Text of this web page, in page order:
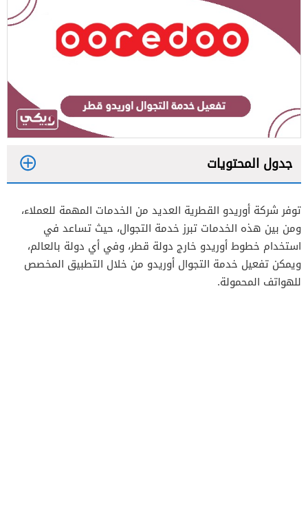
جدول المحتويات
2
توفر شركة أوريدو القطرية العديد من الخدمات المهمة للعملاء،
ومن بين هذه الخدمات تبرز خدمة التجوال، حيث تساعد في
استخدام خطوط أوريدو خارج دولة قطر، وفي أي دولة بالعالم،
ويمكن تفعيل خدمة التجوال أوريدو من خلال التطبيق المخصص
للهواتف المحمولة.